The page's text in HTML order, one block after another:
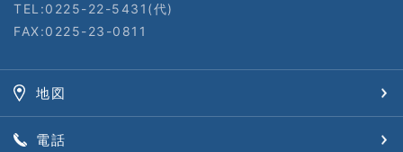
TEL:0225-22-5431(代)
FAX:0225-23-0811
地図
電話